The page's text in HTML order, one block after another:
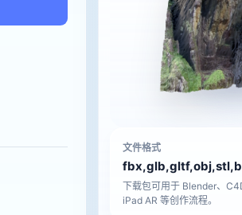
文件格式
下载包可用于 Blender、
iPad AR 等创作流程。